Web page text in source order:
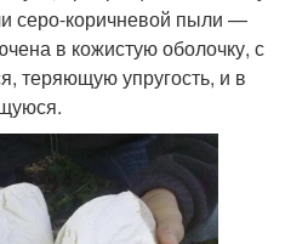
серо-коричневой пыли —
в кожистую оболочку, с
теряющую упругость, и в